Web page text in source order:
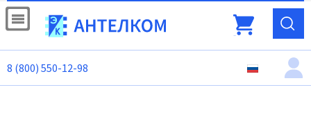
8 (800) 550-12-98